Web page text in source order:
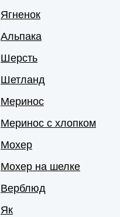
Ягненок
Альпака
Шерсть
Шетланд
Меринос
Меринос с хлопком
Мохер
Мохер на шелке
Верблюд
Як